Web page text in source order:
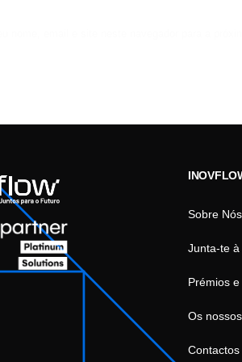
Sobre Nós
Junta-te
Prémios
Os
Contactos